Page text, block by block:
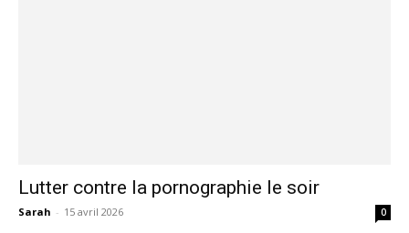
Lutter contre la pornographie le soir
Sarah - 15 avril 2026 0